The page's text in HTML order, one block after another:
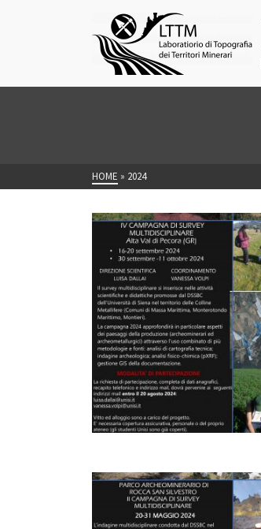
HOME » 2024